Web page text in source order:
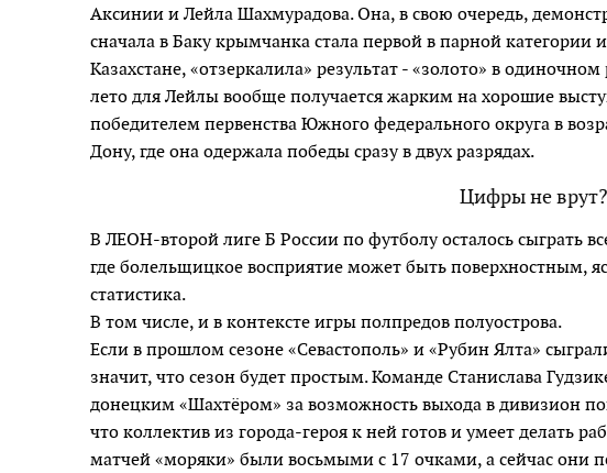
Аксинии и Лейла Шахмурадова. Она, в свою очередь,
сначала в Баку крымчанка стала первой в парной категории
Казахстане, «отзеркалила» результат - «золото» в
лето для Лейлы вообще получается жарким на хорошие
победителем первенства Южного федерального округа в
Дону, где она одержала победы сразу в двух разрядах.
Цифры не врут?
В ЛЕОН-второй лиге Б России по футболу осталось сыграть
где болельщицкое восприятие может быть поверхностным,
статистика.
В том числе, и в контексте игры полпредов полуострова.
Если в прошлом сезоне «Севастополь» и «Рубин Ялта»
значит, что сезон будет простым. Команде Станислава
донецким «Шахтёром» за возможность выхода в дивизион
что коллектив из города-героя к ней готов и умеет делать
матчей «моряки» были восьмыми с 17 очками, а сейчас они